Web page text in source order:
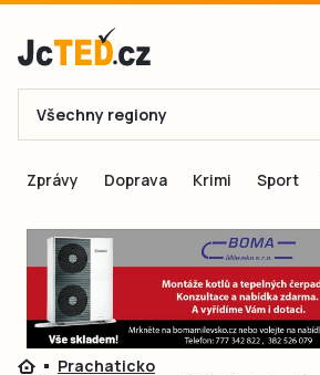
E-mail
Přihlásit se
Přihlásit se přes
Všechny regiony
Zprávy Doprava Krimi Sport
Prachaticko